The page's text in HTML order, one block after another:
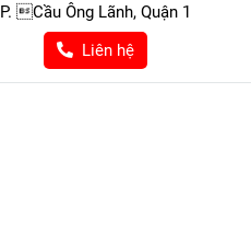
P. Cầu Ông Lãnh, Quận 1
Liên hệ